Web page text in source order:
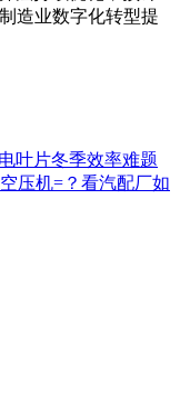
造业数字化转型提
叶片冬季效率难题
压机=？看汽配厂如